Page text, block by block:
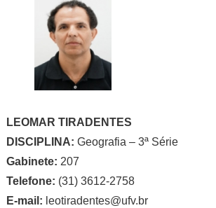
LEOMAR TIRADENTES
DISCIPLINA: Geografia – 3ª Série
Gabinete: 207
Telefone: (31) 3612-2758
E-mail: leotiradentes@ufv.br